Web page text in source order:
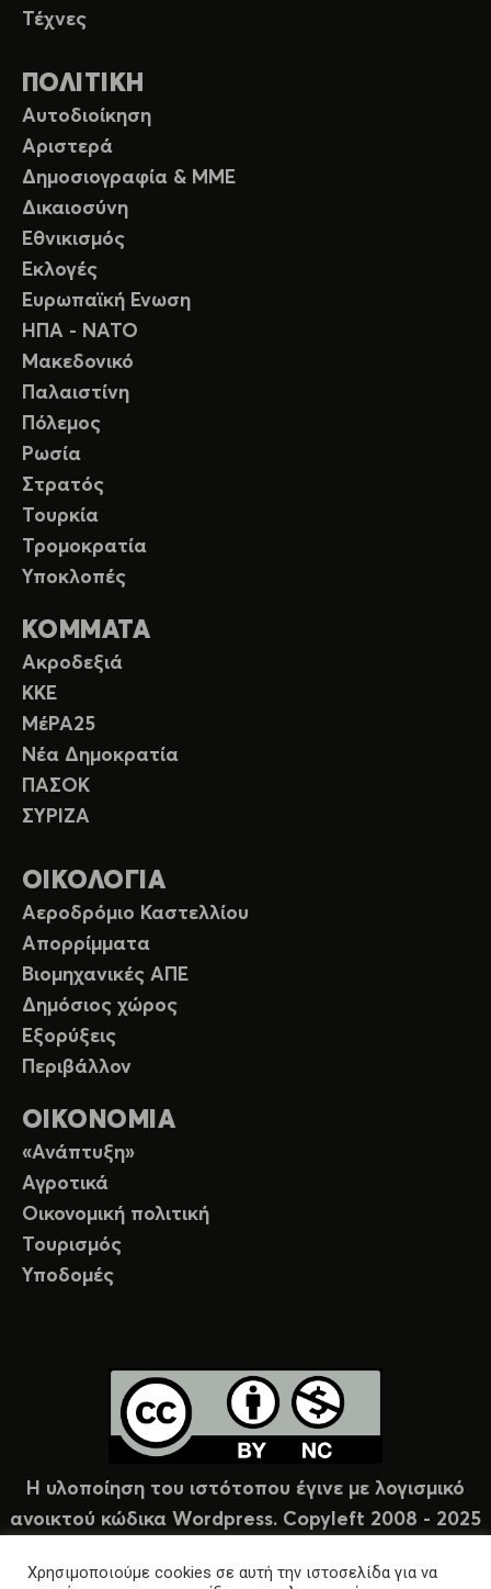
Τέχνες
ΠΟΛΙΤΙΚΗ
Αυτοδιοίκηση
Αριστερά
Δημοσιογραφία & ΜΜΕ
Δικαιοσύνη
Εθνικισμός
Εκλογές
Ευρωπαϊκή Ενωση
ΗΠΑ - ΝΑΤΟ
Μακεδονικό
Παλαιστίνη
Πόλεμος
Ρωσία
Στρατός
Τουρκία
Τρομοκρατία
Υποκλοπές
ΚΟΜΜΑΤΑ
Ακροδεξιά
ΚΚΕ
ΜέΡΑ25
Νέα Δημοκρατία
ΠΑΣΟΚ
ΣΥΡΙΖΑ
ΟΙΚΟΛΟΓΙΑ
Αεροδρόμιο Καστελλίου
Απορρίμματα
Βιομηχανικές ΑΠΕ
Δημόσιος χώρος
Εξορύξεις
Περιβάλλον
ΟΙΚΟΝΟΜΙΑ
«Ανάπτυξη»
Αγροτικά
Οικονομική πολιτική
Τουρισμός
Υποδομές
Η υλοποίηση του ιστότοπου έγινε με λογισμικό
ανοικτού κώδικα Wordpress. Copyleft 2008 - 2025
Χρησιμοποιούμε cookies σε αυτή την ιστοσελίδα για να